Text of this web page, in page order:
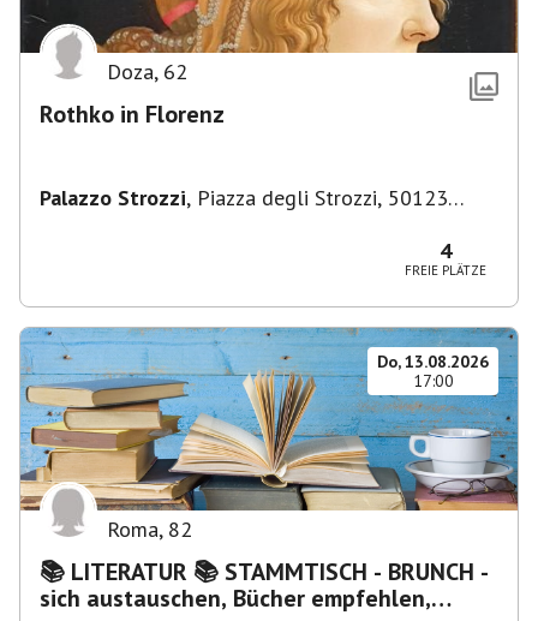
Doza, 62
Rothko in Florenz
Palazzo Strozzi, Piazza degli Strozzi, 50123
4
FREIE PLÄTZE
Do, 13.08.2026
17:00
Roma, 82
📚 LITERATUR 📚 STAMMTISCH - BRUNCH -
sich austauschen, Bücher empfehlen,